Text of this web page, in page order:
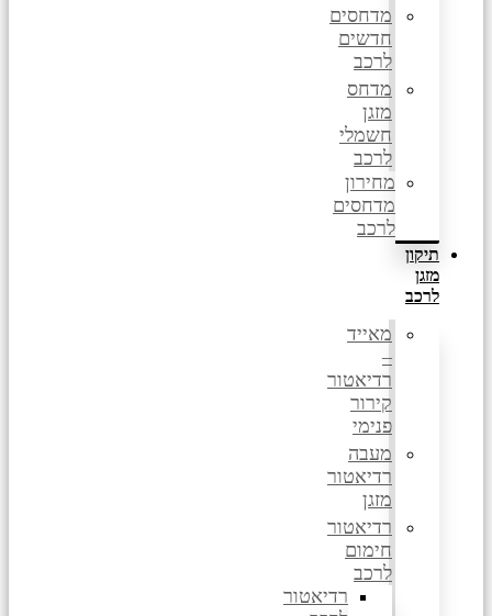
מדחסים
חדשים
לרכב
מדחס
מזגן
חשמלי
לרכב
מחירון
מדחסים
לרכב
תיקון
מזגן
לרכב
מאייד
–
רדיאטור
קירור
פנימי
מעבה
רדיאטור
מזגן
רדיאטור
חימום
לרכב
רדיאטור